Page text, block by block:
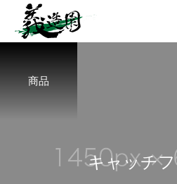
商品
キャッチフ